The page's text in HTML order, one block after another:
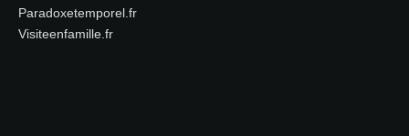
Paradoxetemporel.fr
Visiteenfamille.fr